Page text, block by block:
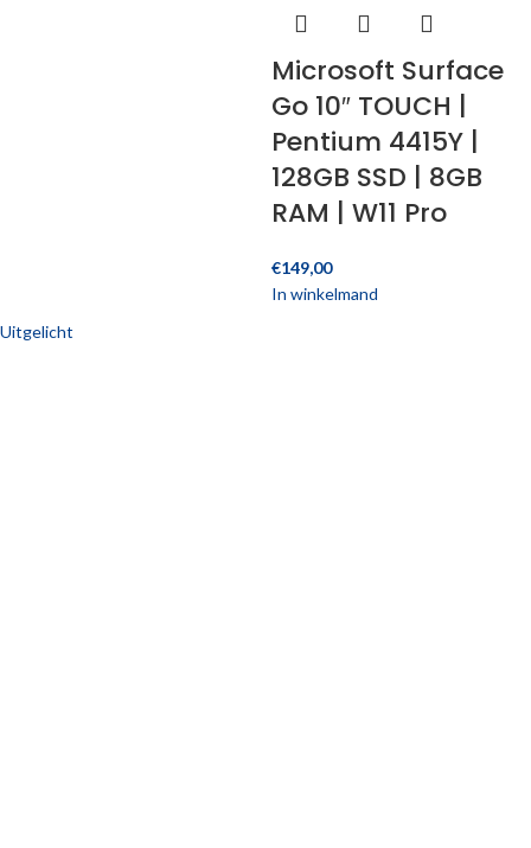
Microsoft Surface
Go 10″ TOUCH |
Pentium 4415Y |
128GB SSD | 8GB
RAM | W11 Pro
€149,00
In winkelmand
Uitgelicht